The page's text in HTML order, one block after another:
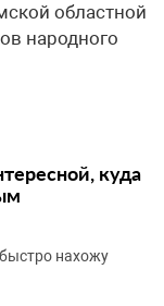
областной
народного
куда
нахожу